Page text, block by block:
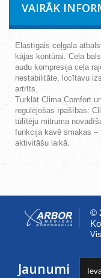
VAIRĀK
Elastīgais ceļgala
kājas kontūrai. Ceļa
audu kompresija ceļa
nestabilitāte, locītavu
artrīts.
Turklāt Clima Comfort
regulējošas īpašības:
tūlītēju mitruma
funkcija kavē smakas –
aktivitāšu laikā.
©
Jaunumi